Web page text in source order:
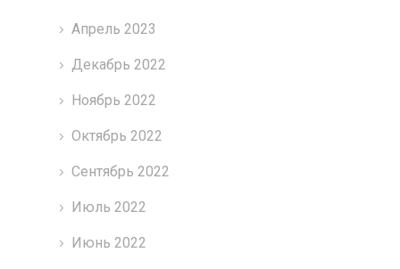
Апрель 2023
Декабрь 2022
Ноябрь 2022
Октябрь 2022
Сентябрь 2022
Июль 2022
Июнь 2022